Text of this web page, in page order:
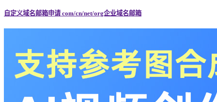
自定义域名邮箱申请 com/cn/net/org企业域名邮箱